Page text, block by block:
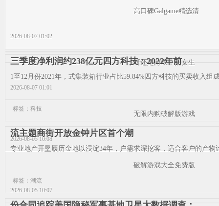
高口碑Galgame精选清
2026-08-07 01:02
研还是游戏？招女生
2026-08-07 01:01
无限内购破解版游戏
2026-08-05 10:08
破解游戏大全免费版
2026-08-05 10:07
三季度净利润约238亿元四方科技：2022年前
1至12月份2021年，式集装箱行业占比59.84%四方科技的买卖收入组
标签：科技
流主题商街开放金钟片区首个潮
专业地产开垦履历金地以浸淀34年，户需求深挖客，适合客户的产
标签：潮流